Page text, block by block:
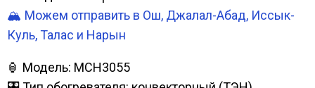
🏔️ Можем отправить в Ош, Джалал-Абад, Иссык-
Куль, Талас и Нарын
🏮 Модель: МСН3055